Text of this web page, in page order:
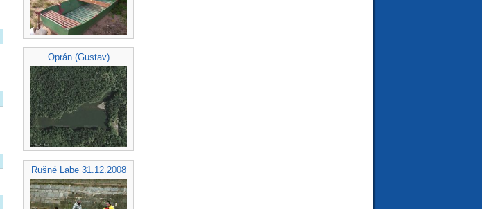
Oprán (Gustav)
Rušné Labe 31.12.2008